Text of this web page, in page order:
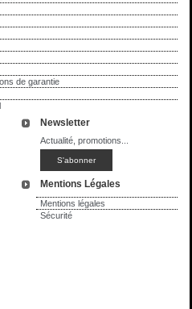
de garantie
Newsletter
Actualité, promotions...
Mentions Légales
Mentions légales
Sécurité